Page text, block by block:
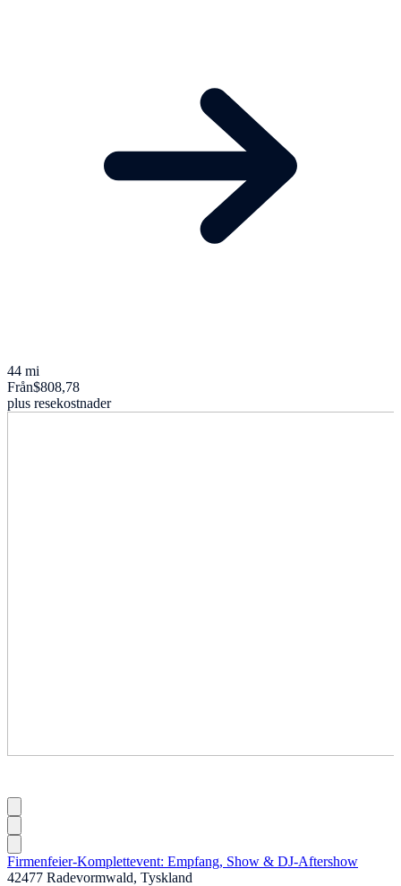
44 mi
Från$808,78
plus resekostnader
Firmenfeier-Komplettevent: Empfang, Show & DJ-Aftershow
42477 Radevormwald, Tyskland